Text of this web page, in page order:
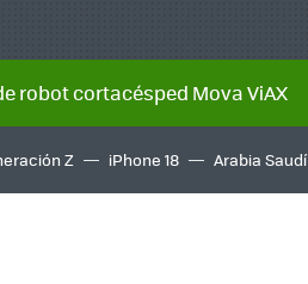
robot cortacésped Mova ViAX
Z iPhone 18 Arabia Saudí